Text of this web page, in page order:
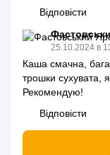
Відповісти
25.10.2024 в
Каша смачна,
трошки сухувата,
Рекомендую!
Відповісти